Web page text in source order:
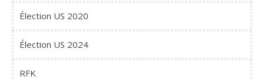
Élection US 2020
Élection US 2024
RFK